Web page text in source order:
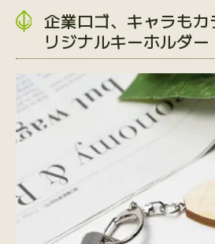
企業ロゴ、キャラも
リジナルキーホルダー